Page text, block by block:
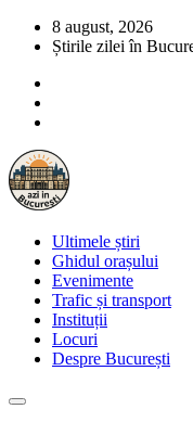
8 august, 2026
Știrile zilei în
Ultimele știri
Ghidul orașului
Evenimente
Trafic și transport
Instituții
Locuri
Despre București